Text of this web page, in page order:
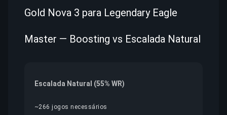
Gold Nova 3 para Legendary Eagle
Master — Boosting vs Escalada Natural
Escalada Natural (55% WR)
~266 jogos necessários